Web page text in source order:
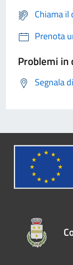
Chiama
Prenota
Problemi in
Segnala